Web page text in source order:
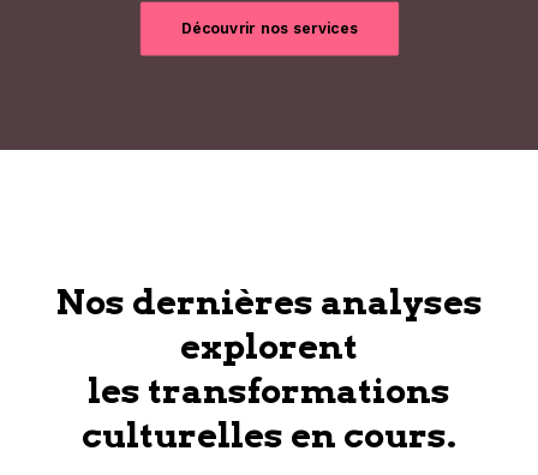
Découvrir nos services
Nos dernières analyses
explorent
les transformations
culturelles en cours.